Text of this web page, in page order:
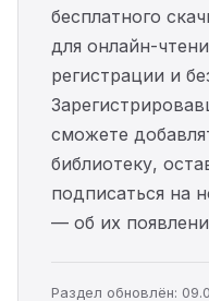
бесплатного
для онлайн-
регистрации и
сможете
библиотеку,
подписаться на
— об их
Раздел обновлён: